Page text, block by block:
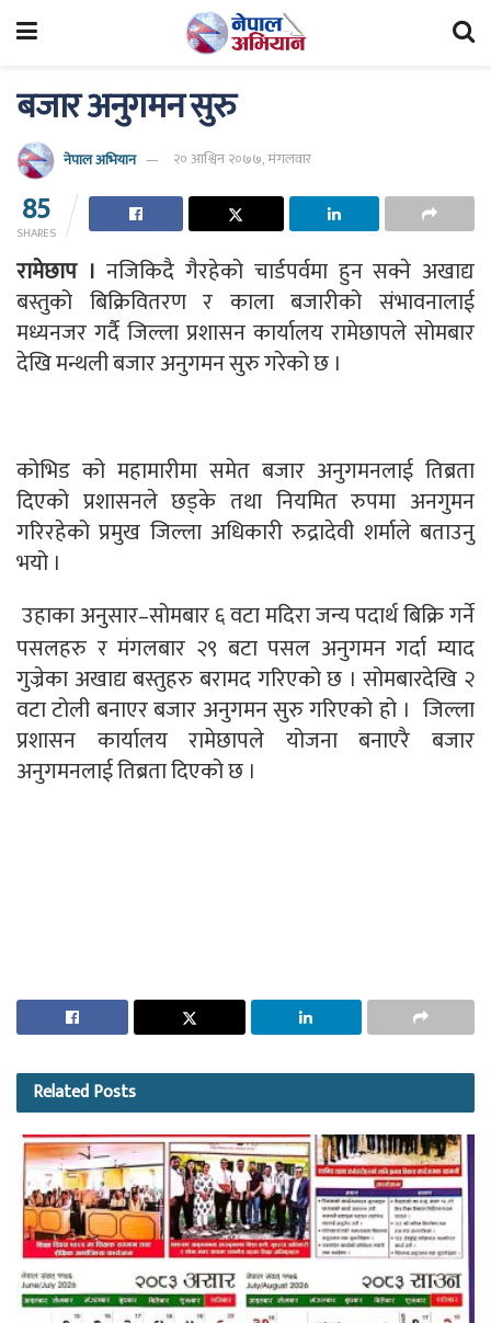
बजार अनुगमन सुरु
नेपाल अभियान २० आश्विन २०७७, मंगलवार
85
SHARES
रामेछाप । नजिकिदै गैरहेको चार्डपर्वमा हुन सक्ने अखाद्य
बस्तुको बिक्रिवितरण र काला बजारीको संभावनालाई
मध्यनजर गर्दै जिल्ला प्रशासन कार्यालय रामेछापले सोमबार
देखि मन्थली बजार अनुगमन सुरु गरेको छ ।
कोभिड को महामारीमा समेत बजार अनुगमनलाई तिब्रता
दिएको प्रशासनले छड्के तथा नियमित रुपमा अनगुमन
गरिरहेको प्रमुख जिल्ला अधिकारी रुद्रादेवी शर्माले बताउनु
भयो ।
उहाका अनुसार–सोमबार ६ वटा मदिरा जन्य पदार्थ बिक्रि गर्ने
पसलहरु र मंगलबार २९ बटा पसल अनुगमन गर्दा म्याद
गुज्रेका अखाद्य बस्तुहरु बरामद गरिएको छ । सोमबारदेखि २
वटा टोली बनाएर बजार अनुगमन सुरु गरिएको हो । जिल्ला
प्रशासन कार्यालय रामेछापले योजना बनाएरै बजार
अनुगमनलाई तिब्रता दिएको छ ।
RelatedPosts